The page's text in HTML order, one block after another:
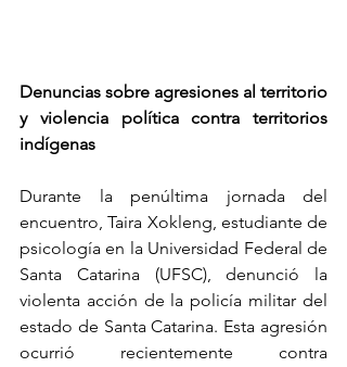
Denuncias sobre agresiones al territorio
y violencia política contra territorios
indígenas
Durante la penúltima jornada del
encuentro, Taira Xokleng, estudiante de
psicología en la Universidad Federal de
Santa Catarina (UFSC), denunció la
violenta acción de la policía militar del
estado de Santa Catarina. Esta agresión
ocurrió recientemente contra